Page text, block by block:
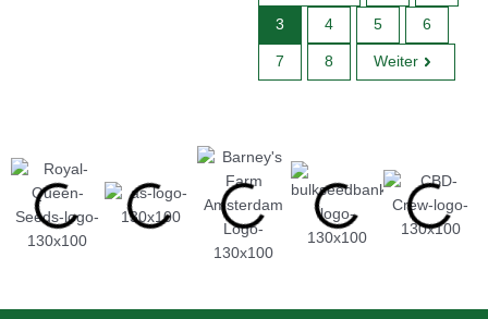
Die
Optionen
können
auf
werden
3 4 5 6
7 8 Weiter